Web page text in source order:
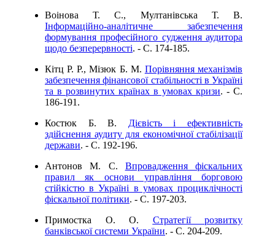
Воінова Т. С., Мултанівська Т. В.
Інформаційно-аналітичне забезпечення
формування професійного судження аудитора
щодо безперервності. - C. 174-185.
Кітц Р. Р., Мізюк Б. М. Порівняння механізмів
забезпечення фінансової стабільності в Україні
та в розвинутих країнах в умовах кризи. - C.
186-191.
Костюк Б. В. Дієвість і ефективність
здійснення аудиту для економічної стабілізації
держави. - C. 192-196.
Антонов М. С. Впровадження фіскальних
правил як основи управління борговою
стійкістю в Україні в умовах проциклічності
фіскальної політики. - C. 197-203.
Примостка О. О. Стратегії розвитку
банківської системи України. - C. 204-209.